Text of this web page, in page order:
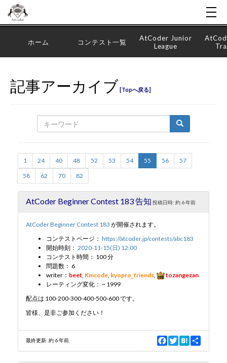
JP EN
新規登録 ログイン
ホーム コンテスト一覧
AtCoder Junior
League
記事アーカイブ Topへ戻る
1 24 40 48 52 53 54 55 56
57
58
62 70 82
AtCoder Beginner Contest 183 告知 投稿日時: 約 6 年前
AtCoder Beginner Contest 183 が開催されます。
コンテストページ： https://atcoder.jp/contests/abc183
開始時刻： 2020-11-15(日) 12:00
コンテスト時間： 100 分
問題数： 6
writer： beet, Kmcode, kyopro_friends,
tozangezan
レーティング変化： ~ 1999
配点は 100-200-300-400-500-600 です。
皆様、是非ご参加ください！
最終更新: 約 6 年前
F
a
T
w
H
a
h